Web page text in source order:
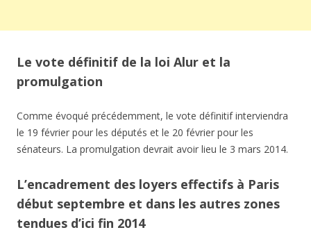
Le vote définitif de la loi Alur et la
promulgation
Comme évoqué précédemment, le vote définitif interviendra
le 19 février pour les députés et le 20 février pour les
sénateurs. La promulgation devrait avoir lieu le 3 mars 2014.
L’encadrement des loyers effectifs à Paris
début septembre et dans les autres zones
tendues d’ici fin 2014